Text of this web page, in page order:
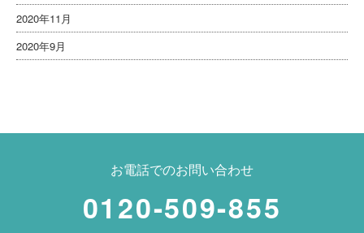
2020年11月
2020年9月
お電話でのお問い合わせ
0120-509-855